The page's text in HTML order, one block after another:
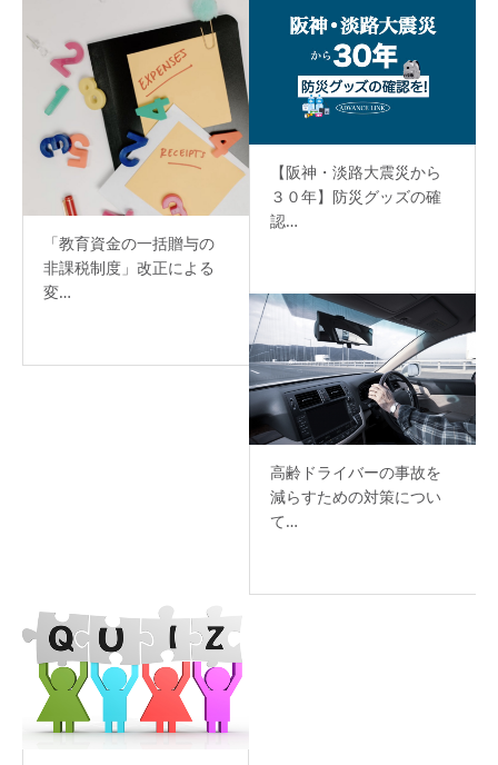
「教育資金の一括贈与の
非課税制度」改正による
変…
【阪神・淡路大震災から
３０年】防災グッズの確
認…
高齢ドライバーの事故を
減らすための対策につい
て…